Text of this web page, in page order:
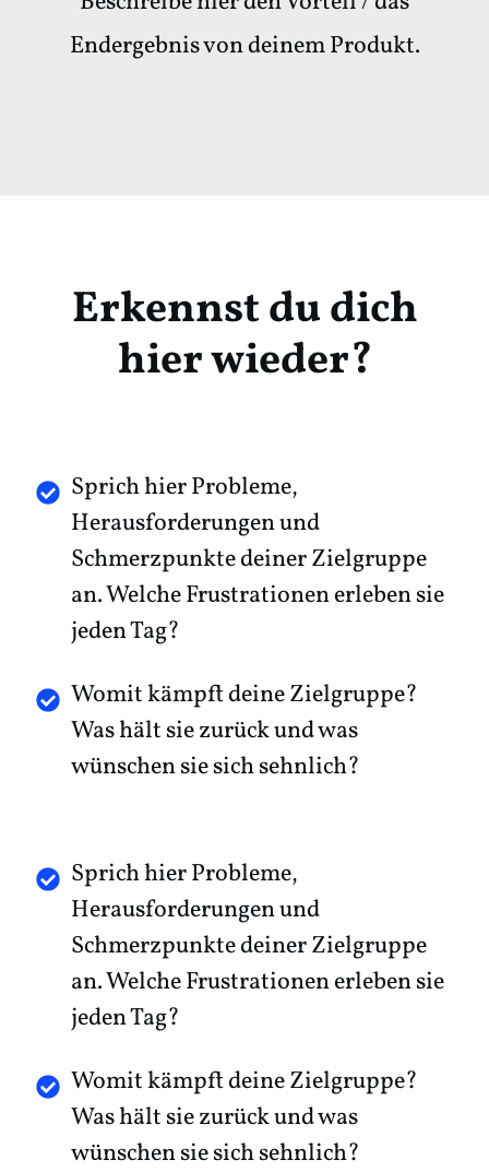
Endergebnis von deinem Produkt.
Erkennst du dich
hier wieder?
Sprich hier Probleme,
Herausforderungen und
Schmerzpunkte deiner Zielgruppe
an. Welche Frustrationen erleben sie
jeden Tag?
Womit kämpft deine Zielgruppe?
Was hält sie zurück und was
wünschen sie sich sehnlich?
Sprich hier Probleme,
Herausforderungen und
Schmerzpunkte deiner Zielgruppe
an. Welche Frustrationen erleben sie
jeden Tag?
Womit kämpft deine Zielgruppe?
Was hält sie zurück und was
wünschen sie sich sehnlich?